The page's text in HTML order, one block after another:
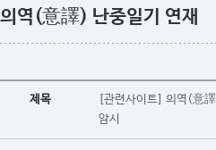
의역(意譯) 난중일기 연재
제목
[관련사이트] 의역(意
암시